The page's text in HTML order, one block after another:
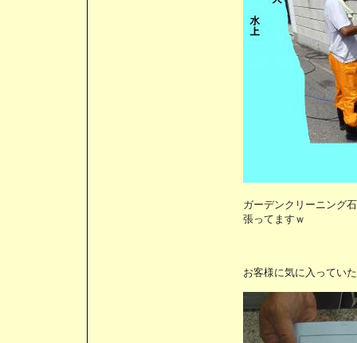
ガーデンクリーニング
張ってますｗ
お客様に気に入ってい